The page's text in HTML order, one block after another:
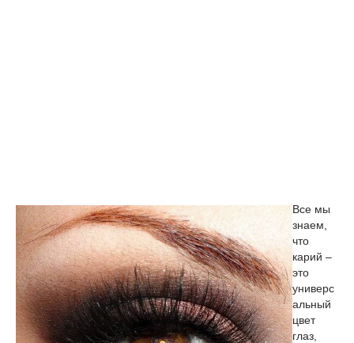
Все мы
знаем,
что
карий –
это
универс
альный
цвет
глаз,